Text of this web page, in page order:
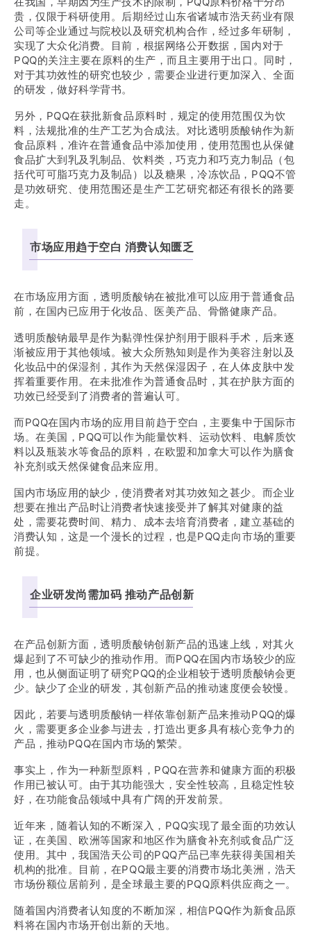
贵，仅限于科研使用。后期经过山东省诸城市浩天药业有限
公司等企业通过与院校以及研究机构合作，经过多年研制，
实现了大众化消费。目前，根据网络公开数据，国内对于
PQQ的关注主要在原料的生产，而且主要用于出口。同时，
对于其功效性的研究也较少，需要企业进行更加深入、全面
的研发，做好科学背书。
另外，PQQ在获批新食品原料时，规定的使用范围仅为饮
料，法规批准的生产工艺为合成法。对比透明质酸钠作为新
食品原料，准许在普通食品中添加使用，使用范围也从保健
食品扩大到乳及乳制品、饮料类，巧克力和巧克力制品（包
括代可可脂巧克力及制品）以及糖果，冷冻饮品，PQQ不管
是功效研究、使用范围还是生产工艺研究都还有很长的路要
走。
市场应用趋于空白 消费认知匮乏
在市场应用方面，透明质酸钠在被批准可以应用于普通食品
前，在国内已应用于化妆品、医美产品、骨骼健康产品。
透明质酸钠最早是作为黏弹性保护剂用于眼科手术，后来逐
渐被应用于其他领域。被大众所熟知则是作为美容注射以及
化妆品中的保湿剂，其作为天然保湿因子，在人体皮肤中发
挥着重要作用。在未批准作为普通食品时，其在护肤方面的
功效已经受到了消费者的普遍认可。
而PQQ在国内市场的应用目前趋于空白，主要集中于国际市
场。在美国，PQQ可以作为能量饮料、运动饮料、电解质饮
料以及瓶装水等食品的原料，在欧盟和加拿大可以作为膳食
补充剂或天然保健食品来应用。
国内市场应用的缺少，使消费者对其功效知之甚少。而企业
想要在推出产品时让消费者快速接受并了解其对健康的益
处，需要花费时间、精力、成本去培育消费者，建立基础的
消费认知，这是一个漫长的过程，也是PQQ走向市场的重要
前提。
企业研发尚需加码 推动产品创新
在产品创新方面，透明质酸钠创新产品的迅速上线，对其火
爆起到了不可缺少的推动作用。而PQQ在国内市场较少的应
用，也从侧面证明了研究PQQ的企业相较于透明质酸钠会更
少。缺少了企业的研发，其创新产品的推动速度便会较慢。
因此，若要与透明质酸钠一样依靠创新产品来推动PQQ的爆
火，需要更多企业参与进去，打造出更多具有核心竞争力的
产品，推动PQQ在国内市场的繁荣。
事实上，作为一种新型原料，PQQ在营养和健康方面的积极
作用已被认可。由于其功能强大，安全性较高，且稳定性较
好，在功能食品领域中具有广阔的开发前景。
近年来，随着认知的不断深入，PQQ实现了最全面的功效认
证，在美国、欧洲等国家和地区作为膳食补充剂或食品广泛
使用。其中，我国浩天公司的PQQ产品已率先获得美国相关
机构的批准。目前，在PQQ最主要的消费市场北美洲，浩天
市场份额位居前列，是全球最主要的PQQ原料供应商之一。
随着国内消费者认知度的不断加深，相信PQQ作为新食品原
料将在国内市场开创出新的天地。